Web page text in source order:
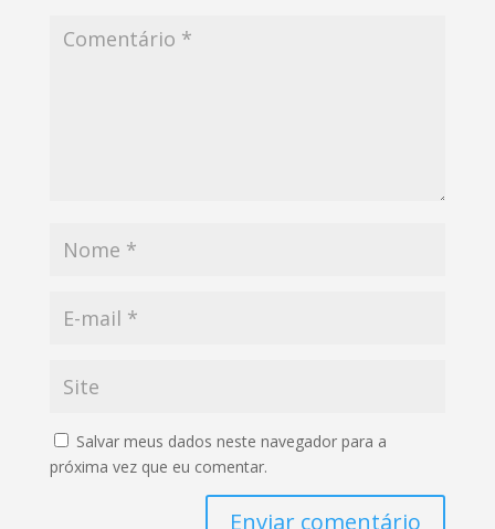
Salvar meus dados neste navegador para a
próxima vez que eu comentar.
Enviar comentário